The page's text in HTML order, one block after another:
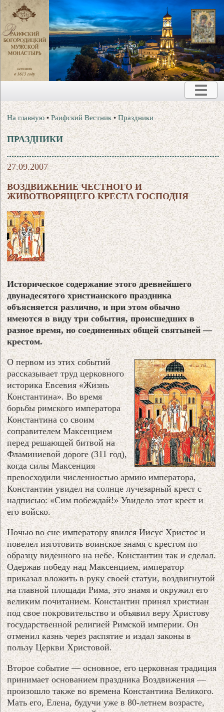
На главную •Раифский Вестник •Праздники
ПРАЗДНИКИ
27.09.2007
ВОЗДВИЖЕНИЕ ЧЕСТНОГО И
ЖИВОТВОРЯЩЕГО КРЕСТА ГОСПОДНЯ
Историческое содержание этого древнейшего
двунадесятого христианского праздника
объясняется различно, и при этом обычно
имеются в виду три события, происшедших в
разное время, но соединенных общей святыней —
крестом.
О первом из этих событий
рассказывает труд церковного
историка Евсевия «Жизнь
Константина». Во время
борьбы римского императора
Константина со своим
соправителем Максенцием
перед решающей битвой на
Фламиниевой дороге (311 год),
когда силы Максенция
превосходили численностью армию императора,
Константин увидел на солнце лучезарный крест с
надписью: «Сим побеждай!» Увидело этот крест и
его войско.
Ночью во сне императору явился Иисус Христос и
повелел изготовить воинское знамя с крестом по
образцу виденного на небе. Константин так и сделал.
Одержав победу над Максенцием, император
приказал вложить в руку своей статуи, воздвигнутой
на главной площади Рима, это знамя и окружил его
великим почитанием. Константин принял христиан
под свое покровительство и объявил веру Христову
государственной религией Римской империи. Он
отменил казнь через распятие и издал законы в
пользу Церкви Христовой.
Второе событие — основное, его церковная традиция
принимает основанием праздника Воздвижения —
произошло также во времена Константина Великого.
Мать его, Елена, будучи уже в 80-летнем возрасте,